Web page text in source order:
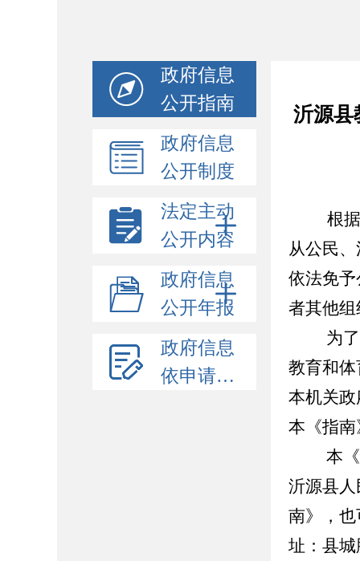
政府信息
公开指南
政府信息
公开制度
法定主动
公开内容
政府信息
公开年报
政府信息
依申请公开
沂源县
根
从公民
依法免
者其他
为了更
教育和
本机关
本《指
本《指
沂源县人
南》，
址：县